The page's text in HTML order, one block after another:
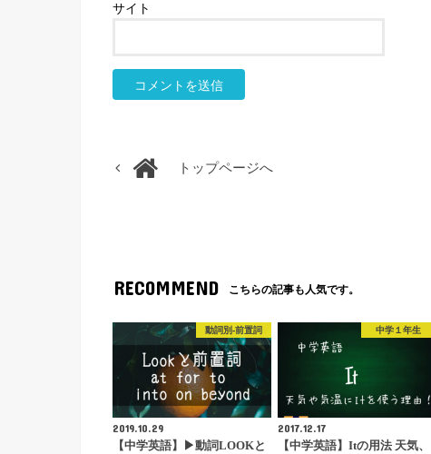
サイト
トップページへ
RECOMMEND こちらの記事も人気です。
動詞別-前置詞
2019.10.29
【中学英語】▶︎動詞LOOKと
中学１年生
2017.12.17
【中学英語】Itの用法 天気、